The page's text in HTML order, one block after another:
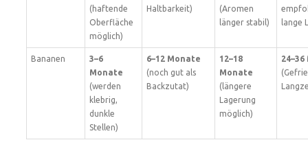
(haftende
Oberfläche
möglich)
Haltbarkeit)
(Aromen
länger stabil)
lange
Bananen
3–6
Monate
(werden
klebrig,
dunkle
Stellen)
6–12 Monate
(noch gut als
Backzutat)
12–18
Monate
(längere
Lagerung
möglich)